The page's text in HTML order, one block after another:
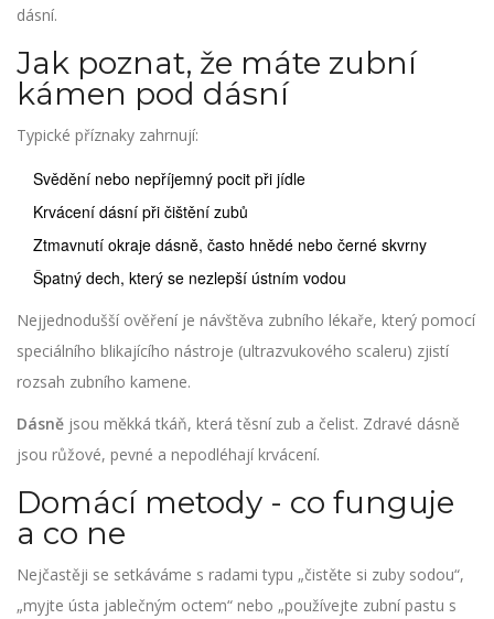
dásní.
Jak poznat, že máte zubní
kámen pod dásní
Typické příznaky zahrnují:
Svědění nebo nepříjemný pocit při jídle
Krvácení dásní při čištění zubů
Ztmavnutí okraje dásně, často hnědé nebo černé skvrny
Špatný dech, který se nezlepší ústním vodou
Nejjednodušší ověření je návštěva zubního lékaře, který pomocí
speciálního blikajícího nástroje (ultrazvukového scaleru) zjistí
rozsah zubního kamene.
Dásně jsou měkká tkáň, která těsní zub a čelist. Zdravé dásně
jsou růžové, pevné a nepodléhají krvácení.
Domácí metody - co funguje
a co ne
Nejčastěji se setkáváme s radami typu „čistěte si zuby sodou“,
„myjte ústa jablečným octem“ nebo „používejte zubní pastu s